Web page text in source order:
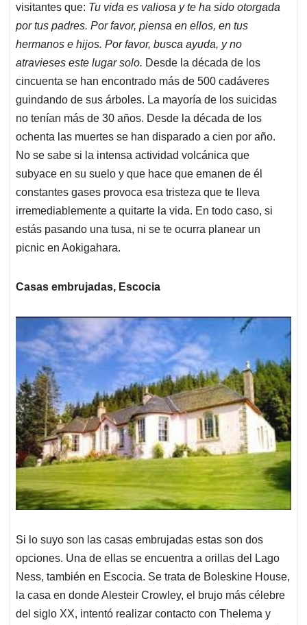
visitantes que: Tu vida es valiosa y te ha sido otorgada
por tus padres. Por favor, piensa en ellos, en tus
hermanos e hijos. Por favor, busca ayuda, y no
atravieses este lugar solo. Desde la década de los
cincuenta se han encontrado más de 500 cadáveres
guindando de sus árboles. La mayoría de los suicidas
no tenían más de 30 años. Desde la década de los
ochenta las muertes se han disparado a cien por año.
No se sabe si la intensa actividad volcánica que
subyace en su suelo y que hace que emanen de él
constantes gases provoca esa tristeza que te lleva
irremediablemente a quitarte la vida. En todo caso, si
estás pasando una tusa, ni se te ocurra planear un
picnic en Aokigahara.
Casas embrujadas, Escocia
Si lo suyo son las casas embrujadas estas son dos
opciones. Una de ellas se encuentra a orillas del Lago
Ness, también en Escocia. Se trata de Boleskine House,
la casa en donde Alesteir Crowley, el brujo más célebre
del siglo XX, intentó realizar contacto con Thelema y